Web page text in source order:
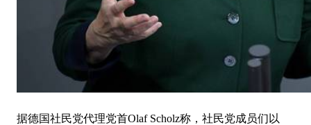
据德国社民党代理党首Olaf Scholz称，社民党成员们以